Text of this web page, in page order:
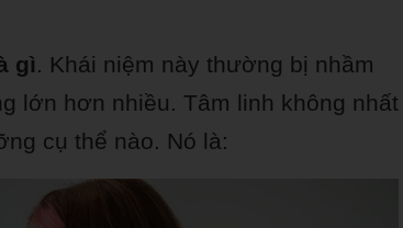
gì. Khái niệm này thường bị nhầm
lớn hơn nhiều. Tâm linh không nhất
cụ thể nào. Nó là: